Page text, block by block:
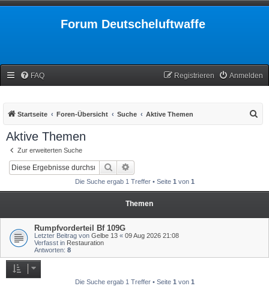
Forum Deutscheluftwaffe
FAQ Anmelden
Registrieren
Startseite Foren-Übersicht Suche Aktive Themen
Aktive Themen
Zur erweiterten Suche
Suche
Die Suche ergab 1 Treffer • Seite 1 von 1
Themen
Rumpfvorderteil Bf 109G
Letzter Beitrag von Gelbe 13 « 09 Aug 2026 21:08
Verfasst in Restauration
Antworten: 8
Die Suche ergab 1 Treffer • Seite 1 von 1